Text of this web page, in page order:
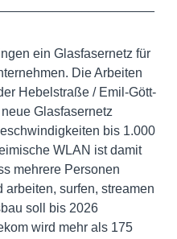
ein Glasfasernetz für
Die Arbeiten
Hebelstraße / Emil-Gött-
Glasfasernetz
bis 1.000
WLAN ist damit
mehrere Personen
surfen, streamen
soll bis 2026
wird mehr als 175